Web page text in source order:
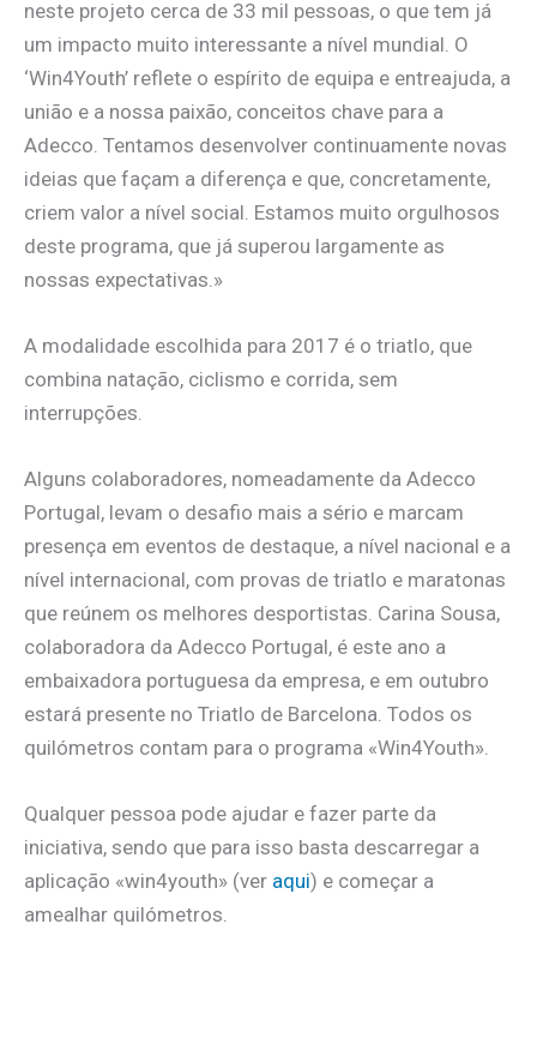
neste projeto cerca de 33 mil pessoas, o que tem já
um impacto muito interessante a nível mundial. O
‘Win4Youth’ reflete o espírito de equipa e entreajuda, a
união e a nossa paixão, conceitos chave para a
Adecco. Tentamos desenvolver continuamente novas
ideias que façam a diferença e que, concretamente,
criem valor a nível social. Estamos muito orgulhosos
deste programa, que já superou largamente as
nossas expectativas.»
A modalidade escolhida para 2017 é o triatlo, que
combina natação, ciclismo e corrida, sem
interrupções.
Alguns colaboradores, nomeadamente da Adecco
Portugal, levam o desafio mais a sério e marcam
presença em eventos de destaque, a nível nacional e a
nível internacional, com provas de triatlo e maratonas
que reúnem os melhores desportistas. Carina Sousa,
colaboradora da Adecco Portugal, é este ano a
embaixadora portuguesa da empresa, e em outubro
estará presente no Triatlo de Barcelona. Todos os
quilómetros contam para o programa «Win4Youth».
Qualquer pessoa pode ajudar e fazer parte da
iniciativa, sendo que para isso basta descarregar a
aplicação «win4youth» (ver aqui) e começar a
amealhar quilómetros.